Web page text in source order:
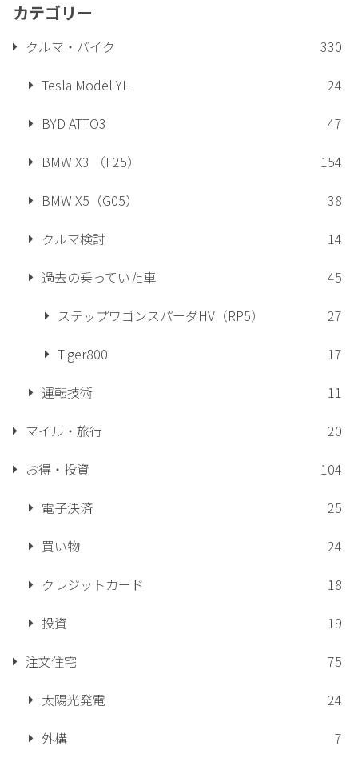
カテゴリー
クルマ・バイク
330
Tesla Model YL
24
BYD ATTO3
47
BMW X3 （F25）
154
BMW X5（G05）
38
クルマ検討
14
過去の乗っていた車
45
ステップワゴンスパーダHV（RP5）
27
Tiger800
17
運転技術
11
マイル・旅行
20
お得・投資
104
電子決済
25
買い物
24
クレジットカード
18
投資
19
注文住宅
75
太陽光発電
24
外構
7